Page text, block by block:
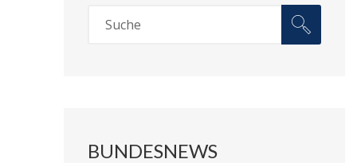
BUNDESNEWS